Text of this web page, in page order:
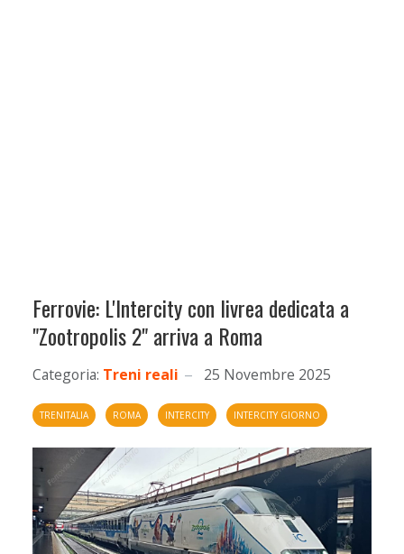
Ferrovie: L'Intercity con livrea dedicata a
"Zootropolis 2" arriva a Roma
Categoria: Treni reali 25 Novembre 2025
TRENITALIA ROMA INTERCITY INTERCITY GIORNO